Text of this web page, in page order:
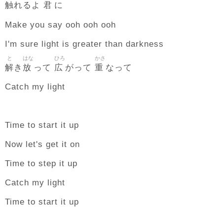
触れるよ 君 に
Make you say ooh ooh ooh
I'm sure light is greater than darkness
解
と
き 放
はな
って 広
ひろ
がって 重
かさ
なって
Catch my light
Time to start it up
Now let's get it on
Time to step it up
Catch my light
Time to start it up